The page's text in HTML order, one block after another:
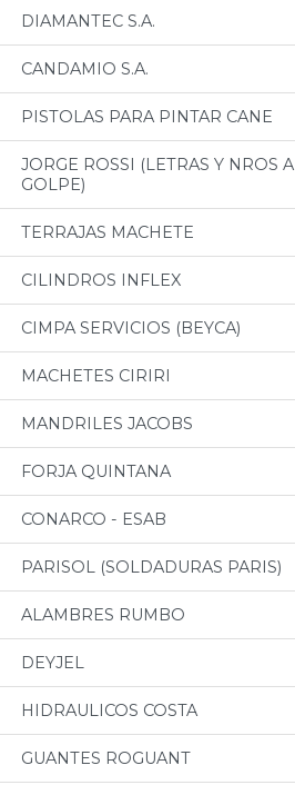
DIAMANTEC S.A.
CANDAMIO S.A.
PISTOLAS PARA PINTAR CANE
JORGE ROSSI (LETRAS Y NROS A
GOLPE)
TERRAJAS MACHETE
CILINDROS INFLEX
CIMPA SERVICIOS (BEYCA)
MACHETES CIRIRI
MANDRILES JACOBS
FORJA QUINTANA
CONARCO - ESAB
PARISOL (SOLDADURAS PARIS)
ALAMBRES RUMBO
DEYJEL
HIDRAULICOS COSTA
GUANTES ROGUANT